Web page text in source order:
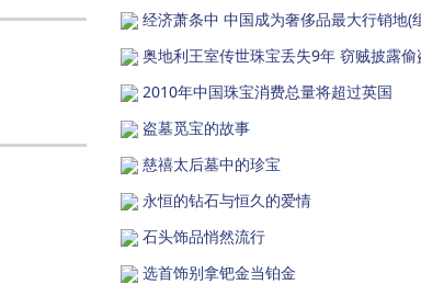
经济萧条中 中国成为奢侈品最大行销地(
奥地利王室传世珠宝丢失9年 窃贼披露偷
2010年中国珠宝消费总量将超过英国
盗墓觅宝的故事
慈禧太后墓中的珍宝
永恒的钻石与恒久的爱情
石头饰品悄然流行
选首饰别拿钯金当铂金